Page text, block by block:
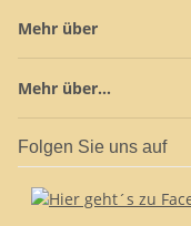
Mehr über
Mehr über...
Folgen Sie uns auf